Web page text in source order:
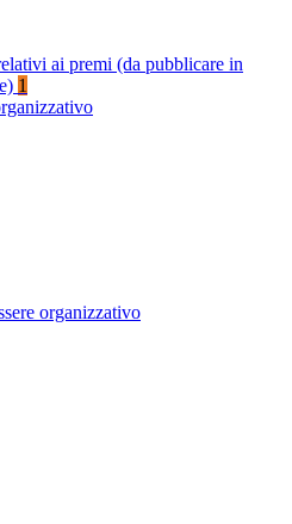
ai premi (da pubblicare in
1
organizzativo